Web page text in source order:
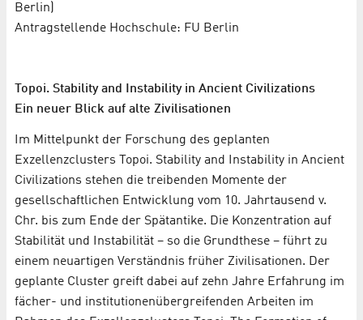
Berlin)
Antragstellende Hochschule: FU Berlin
Topoi. Stability and Instability in Ancient Civilizations
Ein neuer Blick auf alte Zivilisationen
Im Mittelpunkt der Forschung des geplanten
Exzellenzclusters Topoi. Stability and Instability in Ancient
Civilizations stehen die treibenden Momente der
gesellschaftlichen Entwicklung vom 10. Jahrtausend v.
Chr. bis zum Ende der Spätantike. Die Konzentration auf
Stabilität und Instabilität – so die Grundthese – führt zu
einem neuartigen Verständnis früher Zivilisationen. Der
geplante Cluster greift dabei auf zehn Jahre Erfahrung im
fächer- und institutionenübergreifenden Arbeiten im